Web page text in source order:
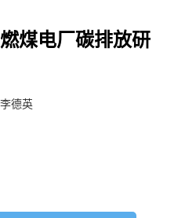
煤电厂碳排放研
德英